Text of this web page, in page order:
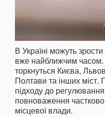
В Україні можуть
вже найближчим часом.
торкнуться Києва,
Полтави та інших
підходу до
повноваження
місцевої влади.